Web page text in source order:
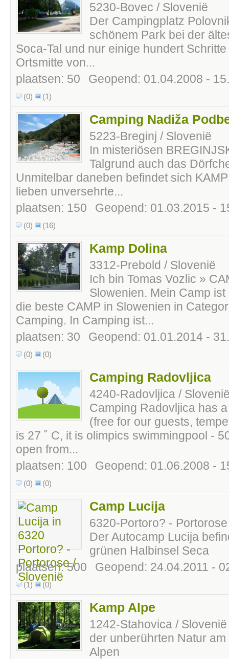
5230-Bovec / Slovenië
Der Campingplatz
schönem Park bei der
Soca-Tal und nur einige hundert
Ortsmitte von...
plaatsen: 50
Geopend: 01.04.2008 -
(0) (1)
Camping Nadiža
5223-Breginj / Slovenië
In misteriösen
Talgrund auch das
Unmitelbar daneben befindet sich
lieben unversehrte...
plaatsen: 150
Geopend: 01.03.2015 -
(0) (16)
Kamp Dolina
3312-Prebold / Slovenië
Ich bin Tomas Vozlic »
Slowenien. Mein Camp
die beste CAMP in Slowenien in
Camping. In Camping ist...
plaatsen: 30
Geopend: 01.01.2014 -
(0) (0)
Camping Radovljica
4240-Radovljica /
Camping Radovljica has
(free for our guests,
is 27 ˚ C, it is olimpics swimmingpool -
open from...
plaatsen: 100
Geopend: 01.06.2008 -
(0) (0)
Camp Lucija
6320-Portoro? -
Der Autocamp Lucija
grünen Halbinsel Seca
plaatsen: 500
Geopend: 24.04.2011 -
(1) (0)
Kamp Alpe
1242-Stahovica / Slovenië
der unberührten Natur
Alpen